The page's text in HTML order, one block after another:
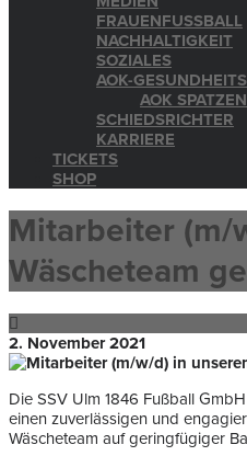
FRAUENFUSSBALL
NACHHALTIGKEIT
SOZIALES
AOK-
AOK
SCHIEDSRICHTER
KARRIERE
TICKETS
SHOP
Mitarbeiter (m/
Wäscheteam
2. November 2021
Die SSV Ulm 1846 Fußball
einen zuverlässigen und
Wäscheteam auf geringfügiger